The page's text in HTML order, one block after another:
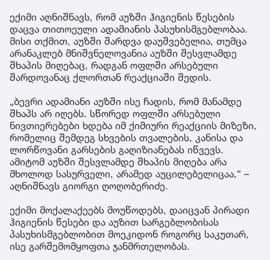
ექიმი აღნიშნავს, რომ აუზში ჰიგიენის წესების
დაცვა თითოეული ადამიანის პასუხისმგებლობაა.
მისი თქმით, აუზში შარდვა დაუშვებელია, თუმცა
არანაკლებ მნიშვნელოვანია აუზში შესვლამდე
შხაპის მიღებაც, რადგან ოფლში არსებული
შარდოვანაც ქლორთან რეაქციაში შედის.
„ბევრი ადამიანი აუზში ისე ჩადის, რომ მანამდე
შხაპს არ იღებს. სწორედ ოფლში არსებული
ნივთიერებები ხდება იმ ქიმიური რეაქციის მიზეზი,
რომელიც შემდეგ სხვების თვალების, კანისა და
ლორწოვანი გარსების გაღიზიანებას იწვევს.
ამიტომ აუზში შესვლამდე შხაპის მიღება არა
მხოლოდ სასურველი, არამედ აუცილებელიცაა,“ –
აღნიშნავს გიორგი ღოღობერიძე.
ექიმი მოქალაქეებს მოუწოდებს, დაიცვან პირადი
ჰიგიენის წესები და აუზით სარგებლობისას
პასუხისმგებლობით მოეკიდონ როგორც საკუთარ,
ისე გარშემომყოფთა ჯანმრთელობას.